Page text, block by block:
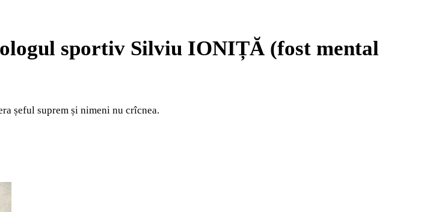
sportiv Silviu IONIȚĂ (fost mental
șeful suprem și nimeni nu crîcnea.